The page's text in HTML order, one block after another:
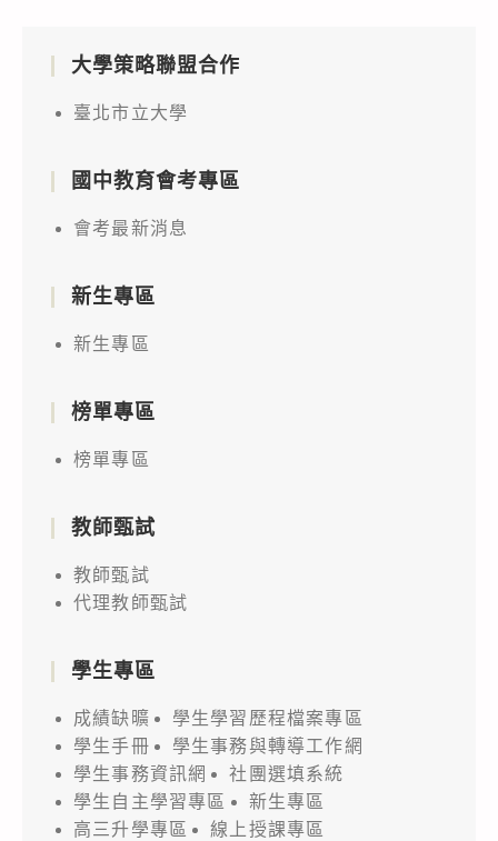
大學策略聯盟合作
臺北市立大學
國中教育會考專區
會考最新消息
新生專區
新生專區
榜單專區
榜單專區
教師甄試
教師甄試
代理教師甄試
學生專區
成績缺曠
學生學習歷程檔案專區
學生手冊
學生事務與轉導工作網
學生事務資訊網
社團選填系統
學生自主學習專區
新生專區
高三升學專區
線上授課專區